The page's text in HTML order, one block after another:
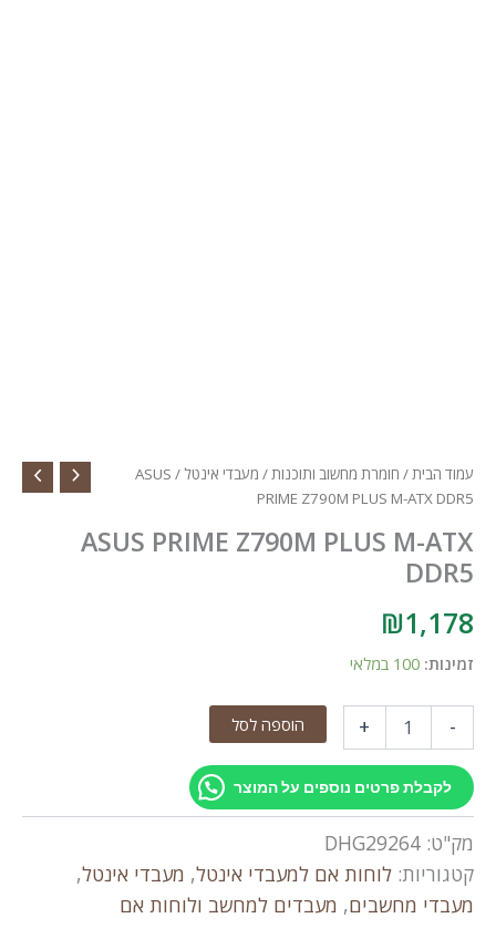
עמוד הבית/ חומרת מחשוב ותוכנות/ מעבדי אינטל
/ ASUS
PRIME Z790M PLUS M-ATX DDR5
ASUS PRIME Z790M PLUS M-ATX
DDR5
₪1,178
זמינות: 100 במלאי
-
PRIME
Z790M
M-
ATX
DDR5
+ הוספה לסל
לקבלת פרטים נוספים על המוצר
מק"ט: DHG29264
קטגוריות: לוחות אם למעבדי אינטל, מעבדי אינטל,
מעבדי מחשבים, מעבדים למחשב ולוחות אם